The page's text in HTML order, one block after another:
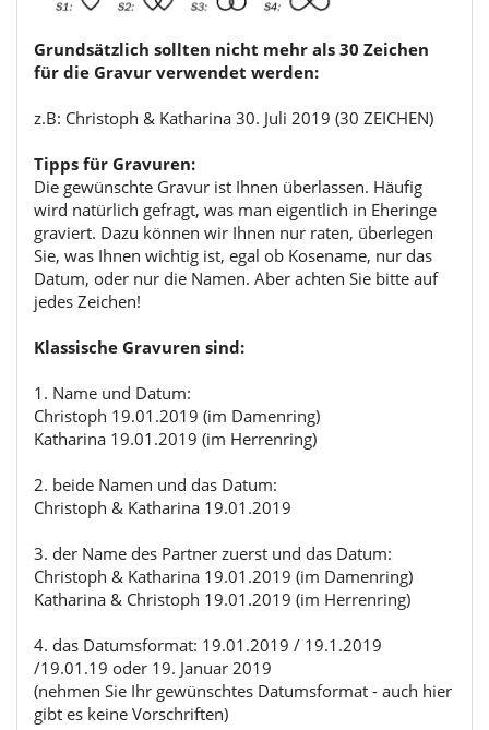
Grundsätzlich sollten nicht mehr als 30 Zeichen
für die Gravur verwendet werden:
z.B: Christoph & Katharina 30. Juli 2019 (30 ZEICHEN)
Tipps für Gravuren:
Die gewünschte Gravur ist Ihnen überlassen. Häufig
wird natürlich gefragt, was man eigentlich in Eheringe
graviert. Dazu können wir Ihnen nur raten, überlegen
Sie, was Ihnen wichtig ist, egal ob Kosename, nur das
Datum, oder nur die Namen. Aber achten Sie bitte auf
jedes Zeichen!
Klassische Gravuren sind:
1. Name und Datum:
Christoph 19.01.2019 (im Damenring)
Katharina 19.01.2019 (im Herrenring)
2. beide Namen und das Datum:
Christoph & Katharina 19.01.2019
3. der Name des Partner zuerst und das Datum:
Christoph & Katharina 19.01.2019 (im Damenring)
Katharina & Christoph 19.01.2019 (im Herrenring)
4. das Datumsformat: 19.01.2019 / 19.1.2019
/19.01.19 oder 19. Januar 2019
(nehmen Sie Ihr gewünschtes Datumsformat - auch hier
gibt es keine Vorschriften)